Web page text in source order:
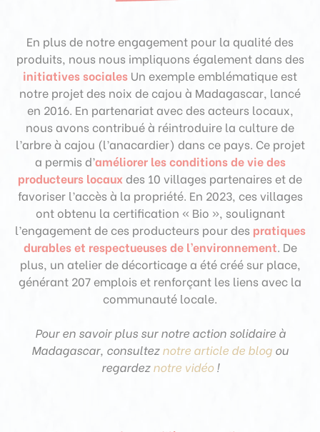
En plus de notre engagement pour la qualité des
produits, nous nous impliquons également dans des
initiatives sociales Un exemple emblématique est
notre projet des noix de cajou à Madagascar, lancé
en 2016. En partenariat avec des acteurs locaux,
nous avons contribué à réintroduire la culture de
l’arbre à cajou (l’anacardier) dans ce pays. Ce projet
a permis d’améliorer les conditions de vie des
producteurs locaux des 10 villages partenaires et de
favoriser l’accès à la propriété. En 2023, ces villages
ont obtenu la certification « Bio », soulignant
l’engagement de ces producteurs pour des pratiques
durables et respectueuses de l’environnement. De
plus, un atelier de décorticage a été créé sur place,
générant 207 emplois et renforçant les liens avec la
communauté locale.
Pour en savoir plus sur notre action solidaire à
Madagascar, consulteznotre article de blog ou
regardeznotre vidéo!